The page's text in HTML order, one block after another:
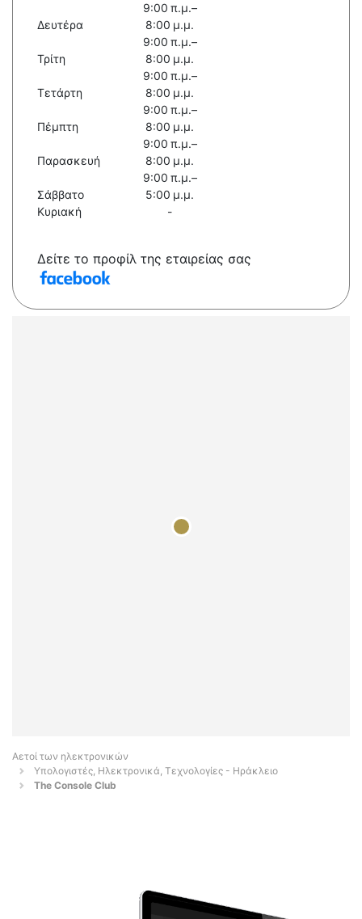
Δευτέρα
9:00 π.μ.–
8:00 μ.μ.
Τρίτη
9:00 π.μ.–
8:00 μ.μ.
Τετάρτη
9:00 π.μ.–
8:00 μ.μ.
Πέμπτη
9:00 π.μ.–
8:00 μ.μ.
Παρασκευή
9:00 π.μ.–
8:00 μ.μ.
Σάββατο
9:00 π.μ.–
5:00 μ.μ.
Κυριακή
-
Δείτε το προφίλ της εταιρείας σας
Αετοί των ηλεκτρονικών
Υπολογιστές, Ηλεκτρονικά, Τεχνολογίες - Ηράκλειο
The Console Club